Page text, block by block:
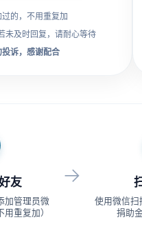
过的，不用重复加
未及时回复，请耐心等待
投诉，感谢配合
友
加管理员微
重复加）
→
使用微信扫
捐助